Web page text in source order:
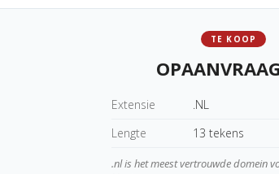
TE KOOP
Extensie
.NL
Lengte
13 tekens
.nl is het meest vertrouwde domein